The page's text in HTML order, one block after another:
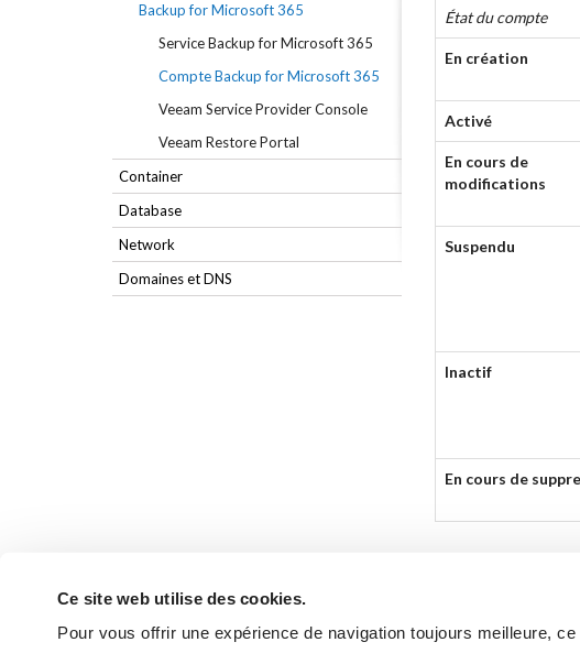
Ce site web utilise des cookies.
Pour vous offrir une expérience de navigation toujours meilleure,
Backup for Microsoft 365
Service Backup for Microsoft 365
Compte Backup for Microsoft 365
Veeam Service Provider Console
Veeam Restore Portal
Container
Database
Network
Domaines et DNS
État du compte
En création
Activé
En cours de
modifications
Suspendu
Inactif
En cours de